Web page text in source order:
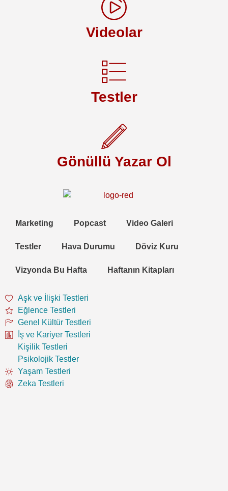
Videolar
Testler
Gönüllü Yazar Ol
Marketing Popcast Video Galeri
Testler Hava Durumu Döviz Kuru
Vizyonda Bu Hafta Haftanın Kitapları
Aşk ve İlişki Testleri
Eğlence Testleri
Genel Kültür Testleri
İş ve Kariyer Testleri
Kişilik Testleri
Psikolojik Testler
Yaşam Testleri
Zeka Testleri